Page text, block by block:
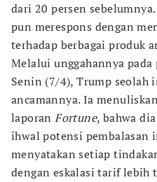
dari 20 persen
pun merespons dengan
terhadap berbagai produk
Melalui unggahannya
Senin (7/4), Trump seolah
ancamannya. Ia
laporanFortune, bahwa
ihwal potensi pembalasan
menyatakan setiap
dengan eskalasi tarif lebih